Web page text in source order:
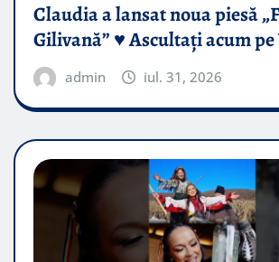
Claudia a lansat noua piesă
Gilivană” ♥️ Ascultați acum pe
admin iul. 31, 2026